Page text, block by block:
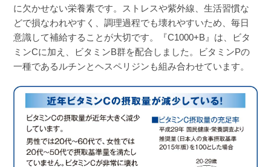
に欠かせない栄養素です。ストレスや紫外線、生活習慣な
どで損なわれやすく、調理過程でも壊れやすいため、毎日
意識して補給することが大切です。『C1000+B』は、ビタ
ミンCに加え、ビタミンB群を配合しました。ビタミンPの
一種であるルチンとヘスペリジンも組み合わせています。